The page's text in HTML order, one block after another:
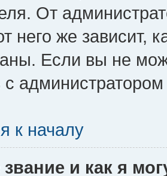
От
него же зависит,
Если вы не
с
к началу
звание и как я